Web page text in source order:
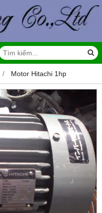
Motor Hitachi 1hp